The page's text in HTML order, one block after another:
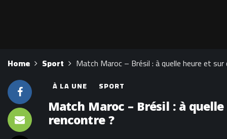
Home Sport Match Maroc – Brésil : à quelle heure et
À LA UNE SPORT
Match Maroc – Brésil : à
rencontre ?